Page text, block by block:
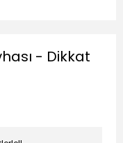
- Dikkat